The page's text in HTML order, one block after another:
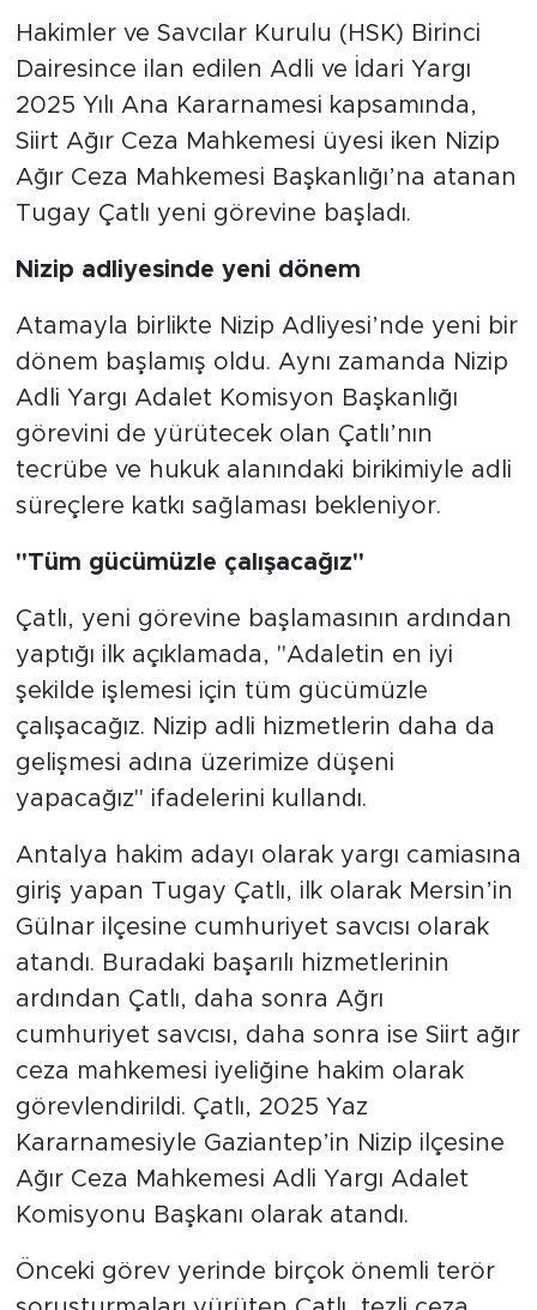
Hakimler ve Savcılar Kurulu (HSK) Birinci
Dairesince ilan edilen Adli ve İdari Yargı
2025 Yılı Ana Kararnamesi kapsamında,
Siirt Ağır Ceza Mahkemesi üyesi iken Nizip
Ağır Ceza Mahkemesi Başkanlığı’na atanan
Tugay Çatlı yeni görevine başladı.
Nizip adliyesinde yeni dönem
Atamayla birlikte Nizip Adliyesi’nde yeni bir
dönem başlamış oldu. Aynı zamanda Nizip
Adli Yargı Adalet Komisyon Başkanlığı
görevini de yürütecek olan Çatlı’nın
tecrübe ve hukuk alanındaki birikimiyle adli
süreçlere katkı sağlaması bekleniyor.
"Tüm gücümüzle çalışacağız"
Çatlı, yeni görevine başlamasının ardından
yaptığı ilk açıklamada, "Adaletin en iyi
şekilde işlemesi için tüm gücümüzle
çalışacağız. Nizip adli hizmetlerin daha da
gelişmesi adına üzerimize düşeni
yapacağız" ifadelerini kullandı.
Antalya hakim adayı olarak yargı camiasına
giriş yapan Tugay Çatlı, ilk olarak Mersin’in
Gülnar ilçesine cumhuriyet savcısı olarak
atandı. Buradaki başarılı hizmetlerinin
ardından Çatlı, daha sonra Ağrı
cumhuriyet savcısı, daha sonra ise Siirt ağır
ceza mahkemesi iyeliğine hakim olarak
görevlendirildi. Çatlı, 2025 Yaz
Kararnamesiyle Gaziantep’in Nizip ilçesine
Ağır Ceza Mahkemesi Adli Yargı Adalet
Komisyonu Başkanı olarak atandı.
Önceki görev yerinde birçok önemli terör